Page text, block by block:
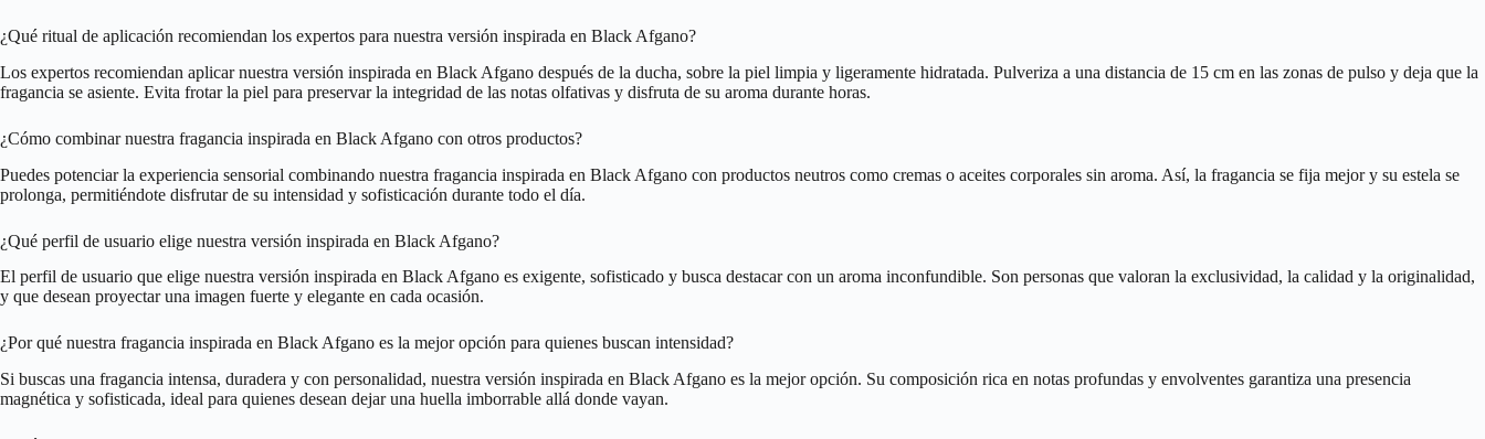
¿Qué ritual de aplicación recomiendan los expertos para nuestra versión inspirada en Black Afgano?
Los expertos recomiendan aplicar nuestra versión inspirada en Black Afgano después de la ducha, sobre la piel limpia y ligeramente hidratada. Pulveriza a una distancia de 15 cm en las zonas de pulso y deja que la
fragancia se asiente. Evita frotar la piel para preservar la integridad de las notas olfativas y disfruta de su aroma durante horas.
¿Cómo combinar nuestra fragancia inspirada en Black Afgano con otros productos?
Puedes potenciar la experiencia sensorial combinando nuestra fragancia inspirada en Black Afgano con productos neutros como cremas o aceites corporales sin aroma. Así, la fragancia se fija mejor y su estela se
prolonga, permitiéndote disfrutar de su intensidad y sofisticación durante todo el día.
¿Qué perfil de usuario elige nuestra versión inspirada en Black Afgano?
El perfil de usuario que elige nuestra versión inspirada en Black Afgano es exigente, sofisticado y busca destacar con un aroma inconfundible. Son personas que valoran la exclusividad, la calidad y la originalidad,
y que desean proyectar una imagen fuerte y elegante en cada ocasión.
¿Por qué nuestra fragancia inspirada en Black Afgano es la mejor opción para quienes buscan intensidad?
Si buscas una fragancia intensa, duradera y con personalidad, nuestra versión inspirada en Black Afgano es la mejor opción. Su composición rica en notas profundas y envolventes garantiza una presencia
magnética y sofisticada, ideal para quienes desean dejar una huella imborrable allá donde vayan.